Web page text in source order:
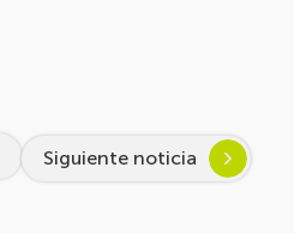
Siguiente noticia